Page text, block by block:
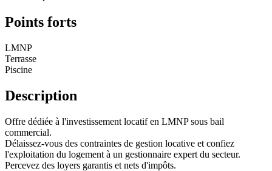
Points forts
LMNP
Terrasse
Piscine
Description
Offre dédiée à l'investissement locatif en LMNP sous bail
commercial.
Délaissez-vous des contraintes de gestion locative et confiez
l'exploitation du logement à un gestionnaire expert du secteur.
Percevez des loyers garantis et nets d'impôts.